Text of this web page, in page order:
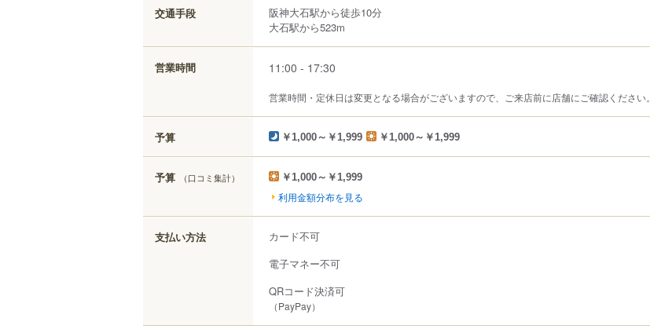
交通手段
阪神大石駅から徒歩10分
大石駅から523m
営業時間 11:00 - 17:30
営業時間・定休日は変更となる場合がございますので、ご来店前に店舗にご確認ください。
予算 ￥1,000～￥1,999 ￥1,000～￥1,999
予算 （口コミ集計） ￥1,000～￥1,999
利用金額分布を見る
支払い方法
カード不可
電子マネー不可
QRコード決済可
（PayPay）